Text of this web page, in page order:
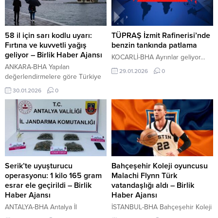
çekti. Tecrübeli teknik adam,
özellikle savaşta ebeveynlerini
kaybeden çocuklar için duygusal
bir konuşma yaptı. “Acaba o
çocuk ne düşünüyor?”
Konuşmasına selamlayarak
başlayan Guardiola, son iki...
zincirleme trafik kazasının
meydana geldiği bildirildi.
Kağıthane’de cezaevi nakil aracı
devrildi: 19 yaralı İçeriği Görüntüle
1’i ağır 10 yaralı Açıklamada,
kazada ilk belirlemelere...
58 il için sarı kodlu uyarı:
Fırtına ve kuvvetli yağış
geliyor – Birlik Haber Ajansı
ANKARA-BHA Yapılan
değerlendirmelere göre Türkiye
genelinin çok bulutlu ve aralıklı
yağışlı geçeceği tahmin ediliyor.
Yağışların büyük bölümünde
yağmur ve sağanak öne çıkarken,
Kıyı Ege ile Akdeniz kıyılarında
yer yer gök gürültülü sağanak
bekleniyor. Doğu Anadolu,
Güneydoğu Anadolu’nun
kuzeydoğusu ile Sivas,
Gümüşhane ve Bayburt
çevrelerinde ise yağışların karla
karışık yağmur ve...
30.01.2026 0
TÜPRAŞ İzmit Rafinerisi’nde
benzin tankında patlama
KOCARLİ-BHA Ayrınlar geliyor…
29.01.2026 0
Serik’te uyuşturucu
operasyonu: 1 kilo 165 gram
esrar ele geçirildi – Birlik
Haber Ajansı
ANTALYA-BHA Antalya İl
Bahçeşehir Koleji oyuncusu
Malachi Flynn Türk
vatandaşlığı aldı – Birlik
Haber Ajansı
İSTANBUL-BHA Bahçeşehir Koleji